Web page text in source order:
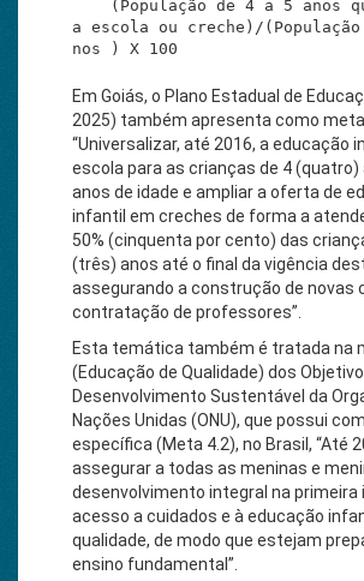
a escola ou creche)/
Em Goiás, o Plano Estadual de
2025) também apresenta como meta
“Universalizar, até 2016, a educação
escola para as crianças de 4 (quatro)
anos de idade e ampliar a oferta de
infantil em creches de forma a
50% (cinquenta por cento) das
(três) anos até o final da vigência
assegurando a construção de novas
contratação de professores”.
Esta temática também é tratada na
(Educação de Qualidade) dos
Desenvolvimento Sustentável da
Nações Unidas (ONU), que possui
específica (Meta 4.2), no Brasil, “Até
assegurar a todas as meninas e
desenvolvimento integral na primeira
acesso a cuidados e à educação
qualidade, de modo que estejam
ensino fundamental”.